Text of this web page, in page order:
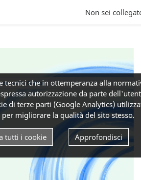
Non sei
crediti) Codifica
tecnici che in ottemperanza alla
autorizzazione da parte
di terze parti (Google Analytics)
migliorare la qualità del sito stesso.
tutti i cookie Approfondisci